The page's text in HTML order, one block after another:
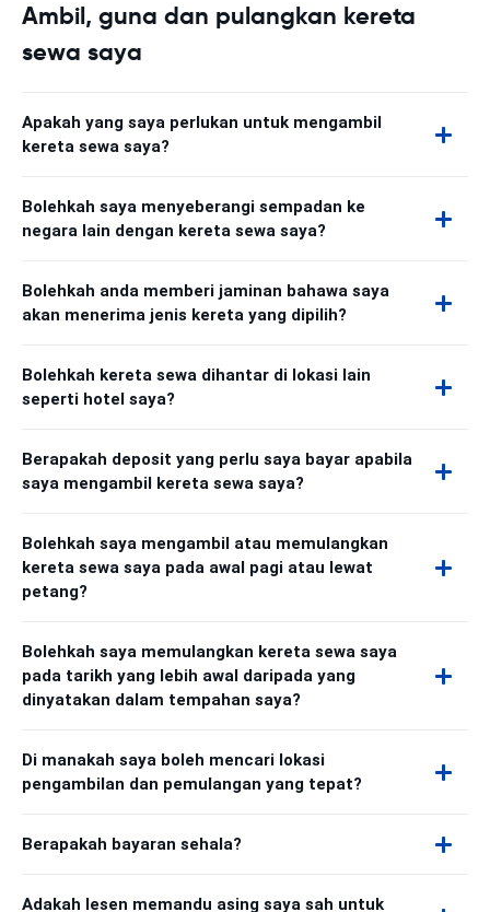
Ambil, guna dan pulangkan kereta
sewa saya
Apakah yang saya perlukan untuk mengambil
kereta sewa saya?
Bolehkah saya menyeberangi sempadan ke
negara lain dengan kereta sewa saya?
Bolehkah anda memberi jaminan bahawa saya
akan menerima jenis kereta yang dipilih?
Bolehkah kereta sewa dihantar di lokasi lain
seperti hotel saya?
Berapakah deposit yang perlu saya bayar apabila
saya mengambil kereta sewa saya?
Bolehkah saya mengambil atau memulangkan
kereta sewa saya pada awal pagi atau lewat
petang?
Bolehkah saya memulangkan kereta sewa saya
pada tarikh yang lebih awal daripada yang
dinyatakan dalam tempahan saya?
Di manakah saya boleh mencari lokasi
pengambilan dan pemulangan yang tepat?
Berapakah bayaran sehala?
Adakah lesen memandu asing saya sah untuk